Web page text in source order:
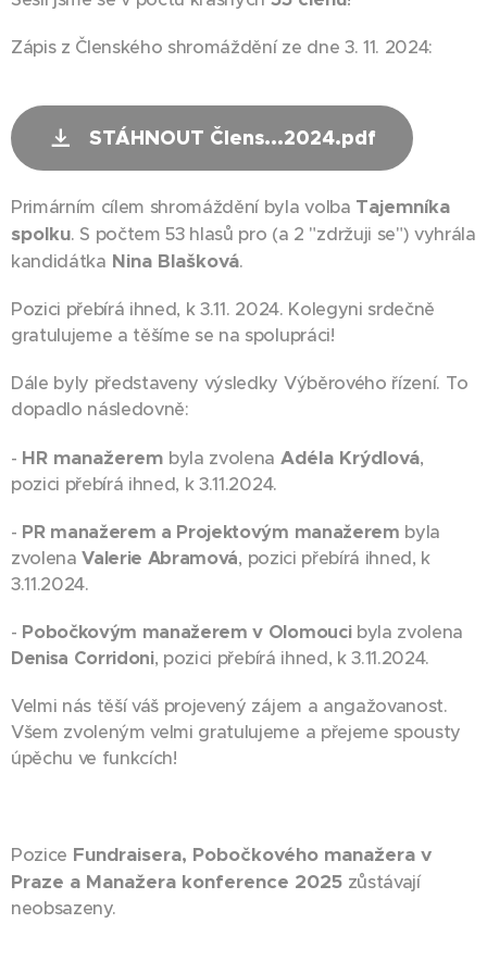
Zápis z Členského shromáždění ze dne 3. 11. 2024:
STÁHNOUT Člens...2024.pdf
Primárním cílem shromáždění byla volba Tajemníka
spolku. S počtem 53 hlasů pro (a 2 "zdržuji se") vyhrála
kandidátka Nina Blašková.
Pozici přebírá ihned, k 3.11. 2024. Kolegyni srdečně
gratulujeme a těšíme se na spolupráci!
Dále byly představeny výsledky Výběrového řízení. To
dopadlo následovně:
- HR manažerem byla zvolena Adéla Krýdlová,
pozici přebírá ihned, k 3.11.2024.
- PR manažerem a Projektovým manažerem byla
zvolenaValerie Abramová, pozici přebírá ihned, k
3.11.2024.
- Pobočkovým manažerem v Olomoucibyla zvolena
Denisa Corridoni, pozici přebírá ihned, k 3.11.2024.
Velmi nás těší váš projevený zájem a angažovanost.
Všem zvoleným velmi gratulujeme a přejeme spousty
úpěchu ve funkcích!
Pozice Fundraisera, Pobočkového manažera v
Praze a Manažera konference 2025 zůstávají
neobsazeny.